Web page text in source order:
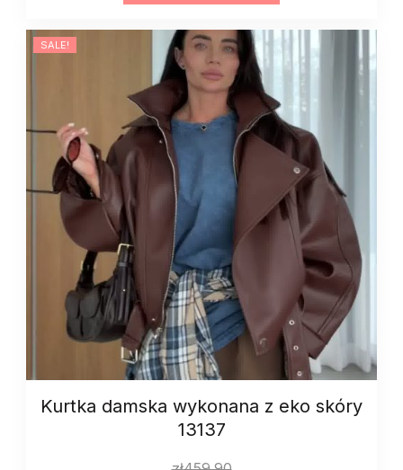
na
zamek
art.
13159
quantity
SALE!
Kurtka damska wykonana z eko skóry
13137